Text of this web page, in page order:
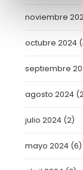
noviembre
octubre 2024
septiembre
agosto 2024
julio 2024 (2)
mayo 2024 (6)